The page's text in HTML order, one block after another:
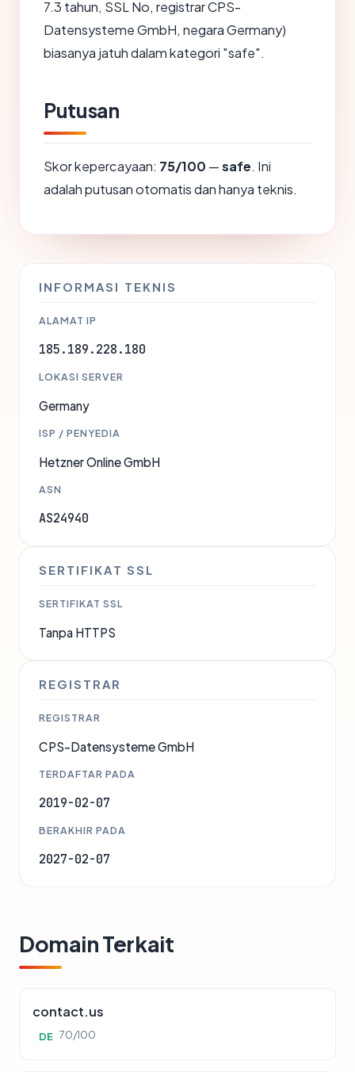
7.3 tahun, SSL No, registrar CPS-
Datensysteme GmbH, negara Germany)
biasanya jatuh dalam kategori "safe".
Putusan
Skor kepercayaan: 75/100 —safe. Ini
adalah putusan otomatis dan hanya teknis.
INFORMASI TEKNIS
ALAMAT IP
185.189.228.180
LOKASI SERVER
Germany
ISP / PENYEDIA
Hetzner Online GmbH
ASN
AS24940
SERTIFIKAT SSL
SERTIFIKAT SSL
Tanpa HTTPS
REGISTRAR
REGISTRAR
CPS-Datensysteme GmbH
TERDAFTAR PADA
2019-02-07
BERAKHIR PADA
2027-02-07
Domain Terkait
contact.us
DE 70/100